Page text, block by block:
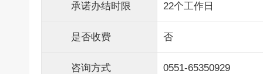
承诺办结时限 22个工作日
是否收费 否
咨询方式 0551-65350929